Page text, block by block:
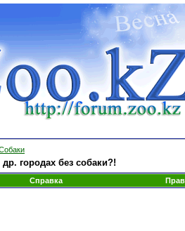
городах без собаки?!
Справка